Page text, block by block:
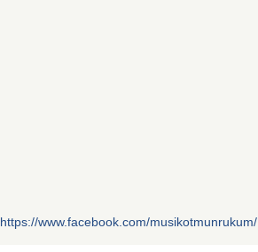
https://www.facebook.com/musikotmunrukum/